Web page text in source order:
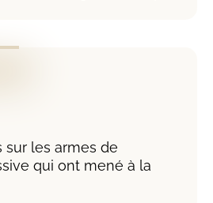
sur les armes de
qui ont mené à la